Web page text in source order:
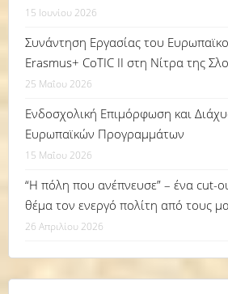
15 Ιουνίου 2026
Συνάντηση Εργασίας του
Erasmus+ CoTIC II στη Νίτρα της
25 Μαΐου 2026
Ενδοσχολική Επιμόρφωση και
Ευρωπαϊκών Προγραμμάτων
15 Μαΐου 2026
“Η πόλη που ανέπνευσε” – ένα cut-
θέμα τον ενεργό πολίτη από τους
26 Απριλίου 2026